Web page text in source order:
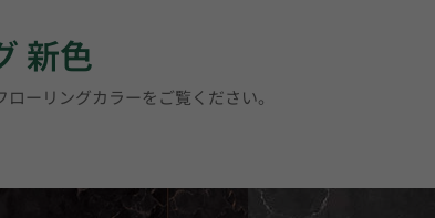
新色
ーリングカラーをご覧ください。